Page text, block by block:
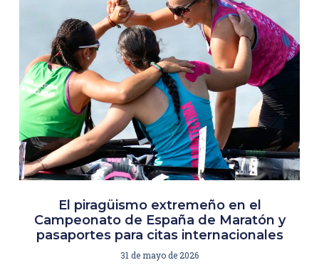
El piragüismo extremeño en el
Campeonato de España de Maratón y
pasaportes para citas internacionales
31 de mayo de 2026